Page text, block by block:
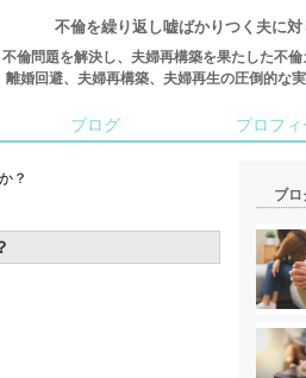
不倫を繰り返し嘘ばかりつく夫に
不倫問題を解決し、夫婦再構築を果たした不
離婚回避、夫婦再構築、夫婦再生の圧倒的な
ブログ プロフ
？
ブロ